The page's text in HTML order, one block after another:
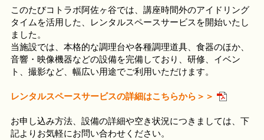
このたびコトラボ阿佐ヶ谷では、講座時間外のアイドリング
タイムを活用した、レンタルスペースサービスを開始いたし
ました。
当施設では、本格的な調理台や各種調理道具、食器のほか、
音響・映像機器などの設備を完備しており、研修、イベン
ト、撮影など、幅広い用途でご利用いただけます。
レンタルスペースサービスの詳細はこちらから＞＞
お申し込み方法、設備の詳細や空き状況につきましては、下
記よりお気軽にお問い合わせください。